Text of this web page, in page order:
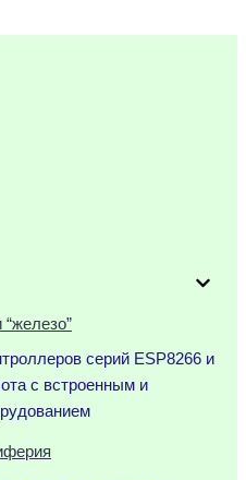
серий ESP8266 и
с встроенным и